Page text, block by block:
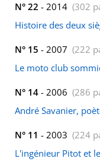
N° 22 - 2014 (302
Histoire des deux
N° 15 - 2007 (222
Le moto club
N° 14 - 2006 (286
André Savanier,
N° 11 - 2003 (224
L'ingénieur Pitot et